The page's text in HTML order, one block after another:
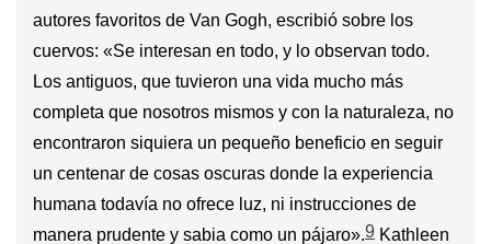
autores favoritos de Van Gogh, escribió sobre los
cuervos: «Se interesan en todo, y lo observan todo.
Los antiguos, que tuvieron una vida mucho más
completa que nosotros mismos y con la naturaleza, no
encontraron siquiera un pequeño beneficio en seguir
un centenar de cosas oscuras donde la experiencia
humana todavía no ofrece luz, ni instrucciones de
manera prudente y sabia como un pájaro».9 ​ Kathleen